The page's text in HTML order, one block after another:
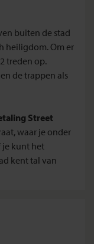
buiten de stad
heiligdom. Om er
treden op.
de trappen als
Street
waar je onder
je kunt het
kent tal van